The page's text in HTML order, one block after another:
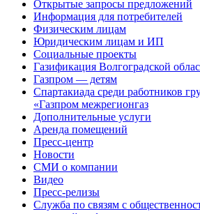
Открытые запросы предложений
Информация для потребителей
Физическим лицам
Юридическим лицам и ИП
Социальные проекты
Газификация Волгоградской
Газпром — детям
Спартакиада среди работников
«Газпром межрегионгаз
Дополнительные услуги
Аренда помещений
Пресс-центр
Новости
СМИ о компании
Видео
Пресс-релизы
Служба по связям с